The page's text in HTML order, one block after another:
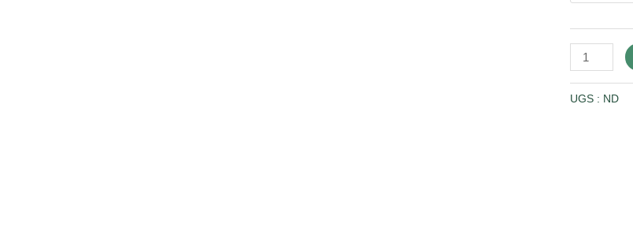
UGS : ND